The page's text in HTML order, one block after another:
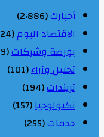
أخبارك(2٬886)
الاقتصاد اليوم(1٬424)
بورصة وشركات(449)
تحليل وآراء(101)
تريندات(194)
تكنولوجيا(157)
خدمات(255)